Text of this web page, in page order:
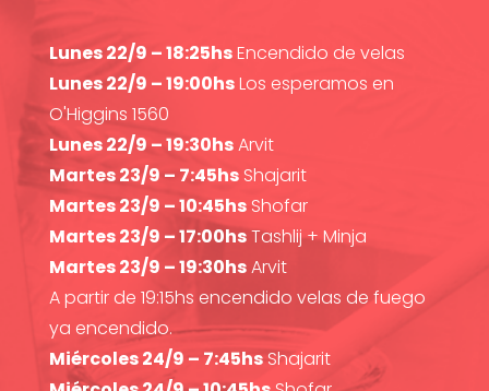
Lunes 22/9 – 18:25hsEncendido de velas
Lunes 22/9 – 19:00hsLos esperamos en
O'Higgins 1560
Lunes 22/9 – 19:30hsArvit
Martes 23/9 – 7:45hsShajarit
Martes 23/9 – 10:45hsShofar
Martes 23/9 – 17:00hsTashlij + Minja
Martes 23/9 – 19:30hsArvit
A partir de 19:15hs encendido velas de fuego
ya encendido.
Miércoles 24/9 – 7:45hsShajarit